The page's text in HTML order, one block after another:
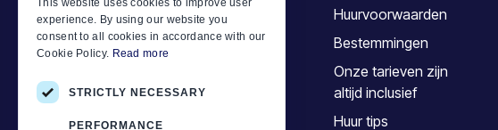
Car Motor Plan
Hersonissos, 70014 Crete, Greece
+30 6944833391
info@motor-plan.com
Huurvoorwaarden
Bestemmingen
Onze tarieven zijn
altijd inclusief
Huur tips
This website uses cookies to improve user
experience. By using our website you
consent to all cookies in accordance with our
Cookie Policy. Read more
STRICTLY NECESSARY
PERFORMANCE